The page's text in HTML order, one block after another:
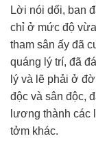
Lời nói dối, ban
chỉ ở mức độ
tham sân ấy đã
quáng lý trí, đã
lý và lẽ phải ở
độc và sân độc,
lương thành các
tởm khác.